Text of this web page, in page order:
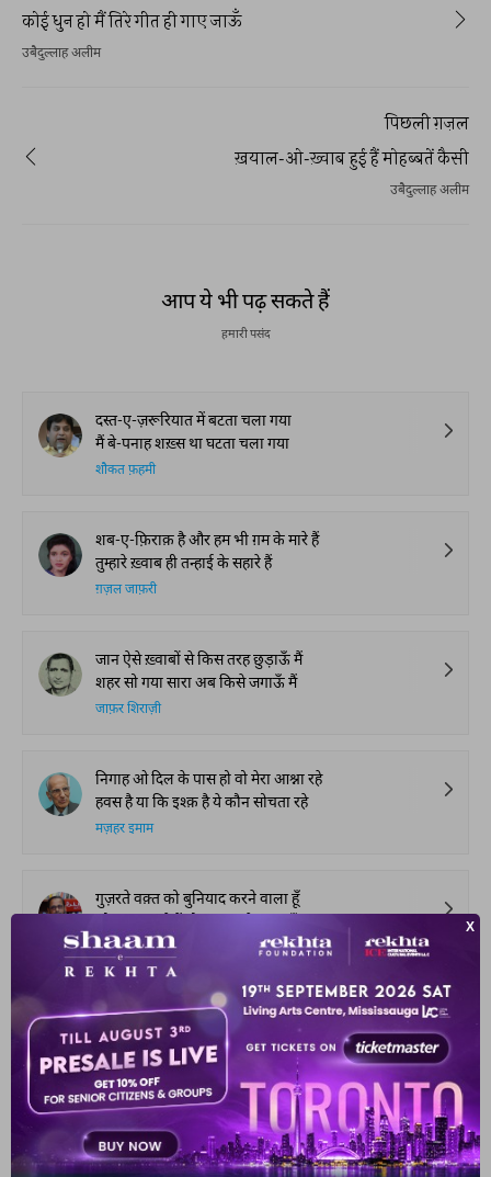
कोई धुन हो मैं तिरे गीत ही गाए जाऊँ
उबैदुल्लाह अलीम
पिछली ग़ज़ल
ख़याल-ओ-ख़्वाब हुई हैं मोहब्बतें कैसी
उबैदुल्लाह अलीम
आप ये भी पढ़ सकते हैं
हमारी पसंद
दस्त-ए-ज़रूरियात में बटता चला गया
मैं बे-पनाह शख़्स था घटता चला गया
शौकत फ़हमी
शब-ए-फ़िराक़ है और हम भी ग़म के मारे हैं
तुम्हारे ख़्वाब ही तन्हाई के सहारे हैं
ग़ज़ल जाफ़री
जान ऐसे ख़्वाबों से किस तरह छुड़ाऊँ मैं
शहर सो गया सारा अब किसे जगाऊँ मैं
जाफ़र शिराज़ी
निगाह ओ दिल के पास हो वो मेरा आश्ना रहे
हवस है या कि इश्क़ है ये कौन सोचता रहे
मज़हर इमाम
गुज़रते वक़्त को बुनियाद करने वाला हूँ
ऐन ताबिश
SHOW MORE SUGGESTIONS
COMMENT
SHARE YOUR VIEWS